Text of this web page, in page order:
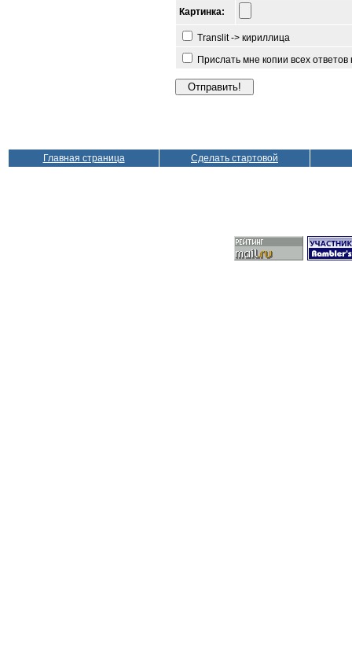
Картинка:
Translit -> кириллица
Прислать мне копии всех
Главная страница Сделать стартовой